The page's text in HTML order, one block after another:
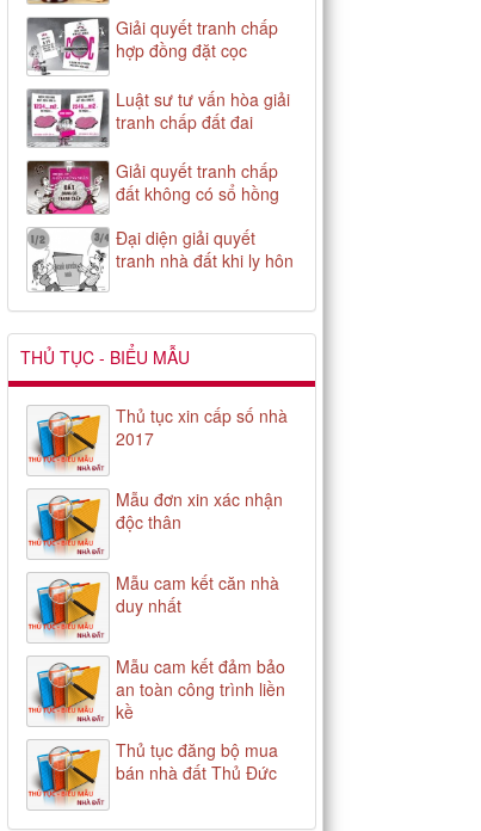
Giải quyết tranh chấp
hợp đồng đặt cọc
Luật sư tư vấn hòa giải
tranh chấp đất đai
Giải quyết tranh chấp
đất không có sổ hồng
Đại diện giải quyết
tranh nhà đất khi ly hôn
THỦ TỤC - BIỂU MẪU
Thủ tục xin cấp số nhà
2017
Mẫu đơn xin xác nhận
độc thân
Mẫu cam kết căn nhà
duy nhất
Mẫu cam kết đảm bảo
an toàn công trình liền
kề
Thủ tục đăng bộ mua
bán nhà đất Thủ Đức